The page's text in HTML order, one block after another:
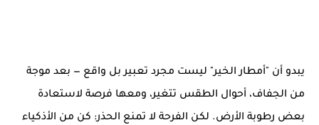
يبدو أن "أمطار الخير" ليست مجرد تعبير بل واقع — بعد موجة
من الجفاف، أحوال الطقس تتغير، ومعها فرصة لاستعادة
بعض رطوبة الأرض. لكن الفرحة لا تمنع الحذر: كن من الأذكياء